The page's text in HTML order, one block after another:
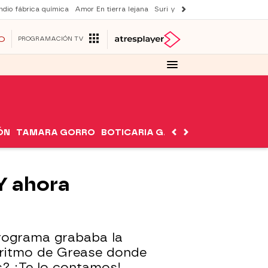
fábrica química Amor En tierra lejana Suri y Tom Cruise
PROGRAMACIÓN TV
TAMARA GORRO BOTICARIA GARCÍA
ahora
grababa la
de Grease donde